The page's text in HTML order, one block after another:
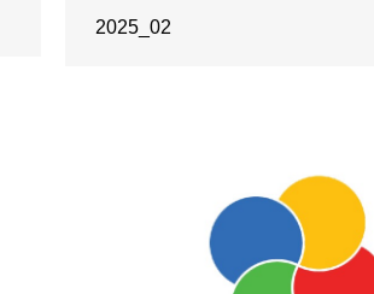
2025_02